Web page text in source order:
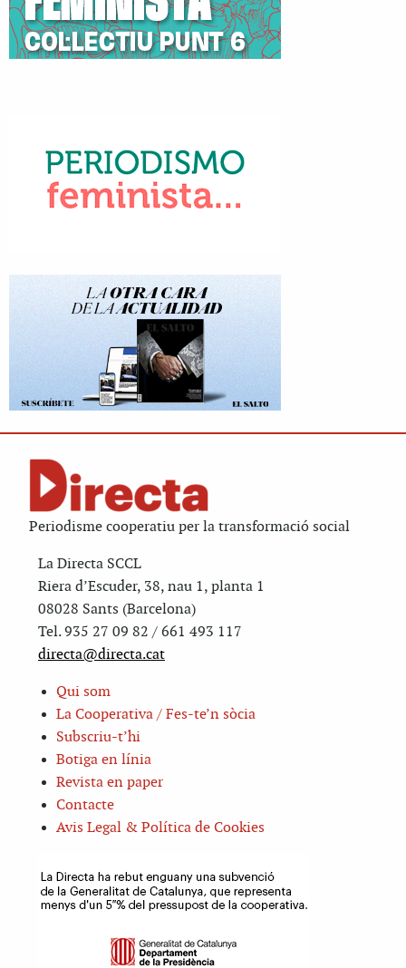
Periodisme cooperatiu per la transformació social
La Directa SCCL
Riera d’Escuder, 38, nau 1, planta 1
08028 Sants (Barcelona)
Tel. 935 27 09 82 / 661 493 117
directa@directa.cat
Qui som
La Cooperativa / Fes-te’n sòcia
Subscriu-t’hi
Botiga en línia
Revista en paper
Contacte
Avis Legal & Política de Cookies